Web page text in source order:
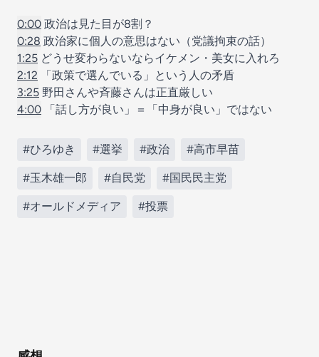
0:00 政治は見た目が8割？
0:28 政治家に個人の意思はない（党議拘束の話）
1:25 どうせ変わらないならイケメン・美女に入れろ
2:12 「政策で選んでいる」という人の矛盾
3:25 野田さんや斉藤さんは正直厳しい
4:00 「話し方が良い」＝「中身が良い」ではない
#ひろゆき #選挙 #政治 #高市早苗
#玉木雄一郎 #自民党 #国民民主党
#オールドメディア #投票